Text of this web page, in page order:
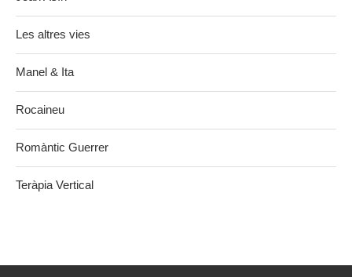
Les altres vies
Manel & Ita
Rocaineu
Romàntic Guerrer
Teràpia Vertical